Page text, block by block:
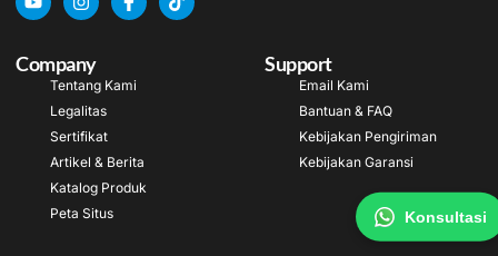
Company
Tentang Kami
Legalitas
Sertifikat
Artikel & Berita
Katalog Produk
Peta Situs
Support
Email Kami
Bantuan & FAQ
Kebijakan Pengiriman
Kebijakan Garansi
Konsultasi